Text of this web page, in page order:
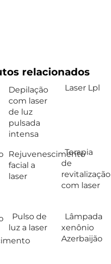
relacionados
Depilação
com laser
de luz
pulsada
intensa
Laser Lpl
Rejuvenescimento
facial a
laser
Terapia
de
revitalização
com laser
Pulso de
luz a laser
Lâmpada
xenônio
Azerbaijão